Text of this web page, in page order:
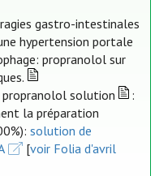
gastro-intestinales
hypertension portale
propranolol sur
propranolol solution
:
la préparation
solution de
[voir Folia d'avril